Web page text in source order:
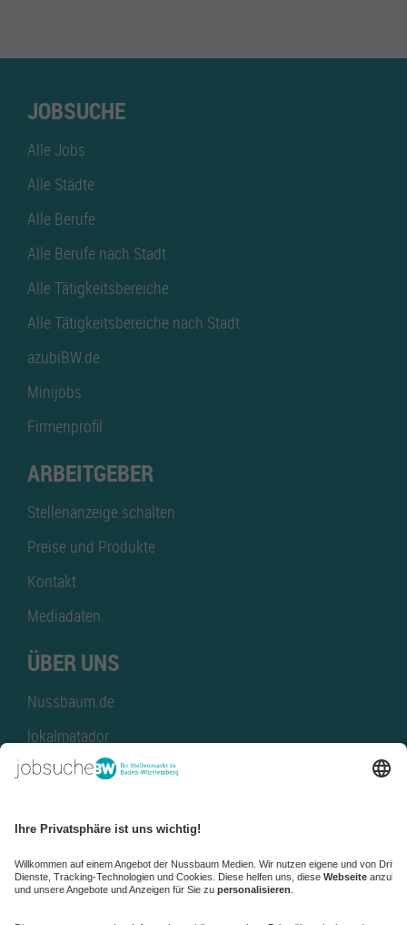
JOBSUCHE
Alle Jobs
Alle Städte
Alle Berufe
Alle Berufe nach Stadt
Alle Tätigkeitsbereiche
Alle Tätigkeitsbereiche nach Stadt
azubiBW.de
Minijobs
Firmenprofil
ARBEITGEBER
Stellenanzeige schalten
Preise und Produkte
Kontakt
Mediadaten
ÜBER UNS
Nussbaum.de
lokalmatador
kaufinBW
NussbaumID
Nussbaum Medien